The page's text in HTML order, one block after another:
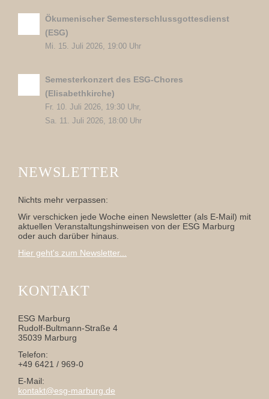
Ökumenischer Semesterschlussgottesdienst
(ESG)
Mi. 15. Juli 2026, 19:00 Uhr
Semesterkonzert des ESG-Chores
(Elisabethkirche)
Fr. 10. Juli 2026, 19:30 Uhr,
Sa. 11. Juli 2026, 18:00 Uhr
NEWSLETTER
Nichts mehr verpassen:
Wir verschicken jede Woche einen Newsletter (als E-Mail) mit
aktuellen Veranstaltungshinweisen von der ESG Marburg
oder auch darüber hinaus.
Hier geht's zum Newsletter...
KONTAKT
ESG Marburg
Rudolf-Bultmann-Straße 4
35039 Marburg
Telefon:
+49 6421 / 969-0
E-Mail:
kontakt@esg-marburg.de